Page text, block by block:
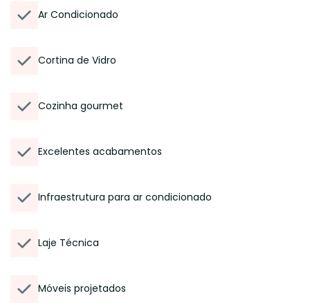
Ar Condicionado
Cortina de Vidro
Cozinha gourmet
Excelentes acabamentos
Infraestrutura para ar condicionado
Laje Técnica
Móveis projetados